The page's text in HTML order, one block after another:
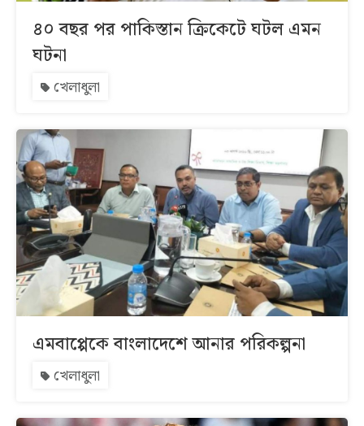
৪০ বছর পর পাকিস্তান ক্রিকেটে ঘটল এমন
ঘটনা
খেলাধুলা
এমবাপ্পেকে বাংলাদেশে আনার পরিকল্পনা
খেলাধুলা